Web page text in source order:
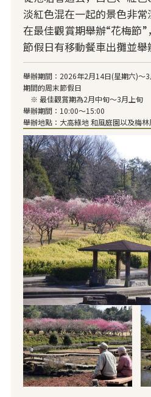
淡紅色混在一起的景色非常
在最佳觀賞期舉辦“花梅節”
節假日有移動餐車出攤並舉
舉辦期間：2026年2月14日(星期六)～
期間的周末節假日
※ 最佳觀賞期為2月中旬～3月上旬
舉辦期間：10:00～15:00
舉辦地點：大高綠地 和風庭園以及梅林